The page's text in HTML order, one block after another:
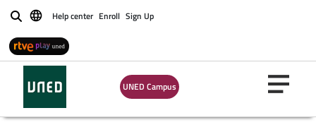
BuscarHelp center Enroll Sign Up
UNED Campus
Buzón de Quejas,
Sugerencias y